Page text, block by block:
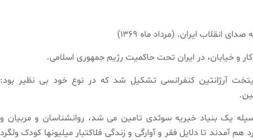
انقلاب ایران. (مرداد ماه ۱۳۶۹)
و خیابان، در ایران تحت حاکمیت رژیم جمهوری اسلامی.
آرژانتین کنفرانسی تشکیل شد که در نوع خود بی نظیر بود:
یک بنیاد خیریه سوئدی تامین می شد، روانشناسان و مربیان و
هم آمدند تا دلایل فقر و آوارگی و زندگی فلاکتبار میلیونها کودک ولگرد